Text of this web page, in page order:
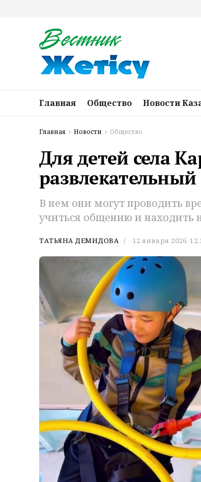
Главная Общество Новости
Главная Новости Общество
Для детей села
В нем они могут проводить
учиться общению и находить
ТАТЬЯНА ДЕМИДОВА 12 января 2026,